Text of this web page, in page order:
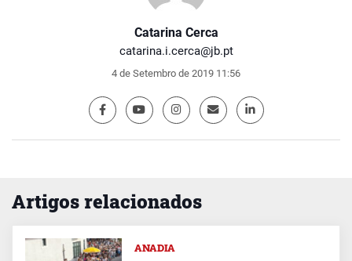
Catarina Cerca
catarina.i.cerca@jb.pt
4 de Setembro de 2019 11:56
Artigos relacionados
ANADIA